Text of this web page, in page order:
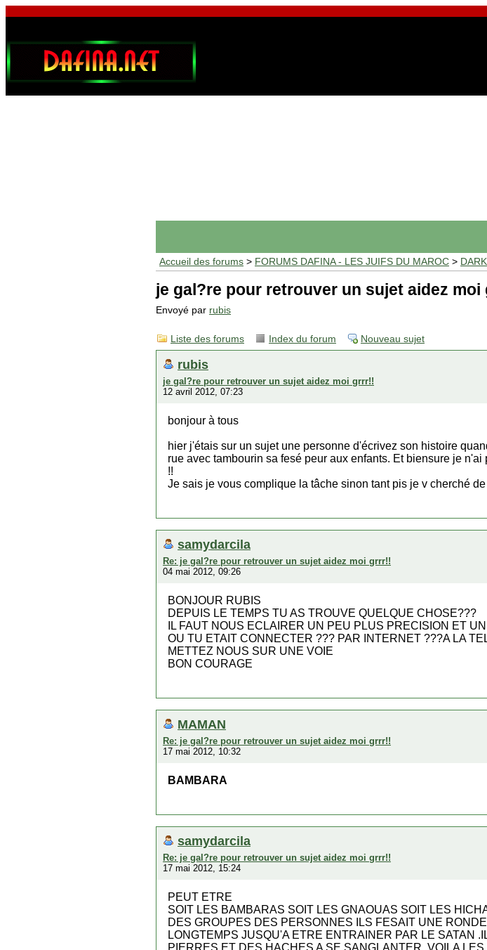
Accueil des forums > FORUMS DAFINA - LES JUIFS DU MAROC >
je gal?re pour retrouver un sujet aidez moi
Envoyé par rubis
Liste des forums Index du forum Nouveau sujet
rubis
je gal?re pour retrouver un sujet aidez moi grrr!!
12 avril 2012, 07:23
bonjour à tous
hier j'étais sur un sujet une personne d'écrivez son histoire
rue avec tambourin sa fesé peur aux enfants. Et biensure je
!!
Je sais je vous complique la tâche sinon tant pis je v cherché
samydarcila
Re: je gal?re pour retrouver un sujet aidez moi grrr!!
04 mai 2012, 09:26
BONJOUR RUBIS
DEPUIS LE TEMPS TU AS TROUVE QUELQUE CHOSE???
IL FAUT NOUS ECLAIRER UN PEU PLUS PRECISION ET
OU TU ETAIT CONNECTER ??? PAR INTERNET ???A LA
METTEZ NOUS SUR UNE VOIE
BON COURAGE
MAMAN
Re: je gal?re pour retrouver un sujet aidez moi grrr!!
17 mai 2012, 10:32
BAMBARA
samydarcila
Re: je gal?re pour retrouver un sujet aidez moi grrr!!
17 mai 2012, 15:24
PEUT ETRE
SOIT LES BAMBARAS SOIT LES GNAOUAS SOIT LES
DES GROUPES DES PERSONNES ILS FESAIT UNE
LONGTEMPS JUSQU'A ETRE ENTRAINER PAR LE SATAN
PIERRES ET DES HACHES A SE SANGLANTER .VOILA